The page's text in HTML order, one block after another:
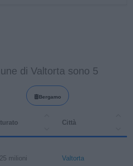
di Valtorta sono 5
Bergamo
Città
milioni Valtorta